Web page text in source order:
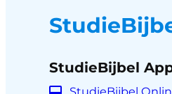
StudieBijbel
StudieBijbel